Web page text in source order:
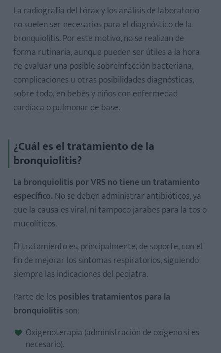
La radiografía del tórax y los análisis de laboratorio
no suelen ser necesarios para el diagnóstico de la
bronquiolitis. Por este motivo, no se realizan de
forma rutinaria, aunque pueden ser útiles a la hora
de evaluar una posible sobreinfección bacteriana,
complicaciones u otras posibilidades diagnósticas,
sobre todo, en bebés y niños con enfermedad
cardíaca o pulmonar de base.
¿Cuál es el tratamiento de la
bronquiolitis?
La bronquiolitis por VRS no tiene un tratamiento
específico. No se deben administrar antibióticos, ya
que la causa es viral, ni tampoco jarabes para la tos o
mucolíticos.
El tratamiento es, principalmente, de soporte, con el
fin de mejorar los síntomas respiratorios, siguiendo
siempre las indicaciones del pediatra.
Parte de los posibles tratamientos para la
bronquiolitis son:
Oxigenoterapia (administración de oxígeno si es
necesario).